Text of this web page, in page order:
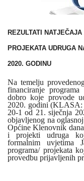
REZULTATI
PROJEKATA UDRUGA
2020. GODINU
Na temelju
financiranje
dobro koje provode
2020. godini (KLASA:
20-1 od 21. siječnja
objavljenog na
Općine Klenovnik
i projekti udruga
formalnim uvjetima
programa/ projekata
provedbu prijavljenih